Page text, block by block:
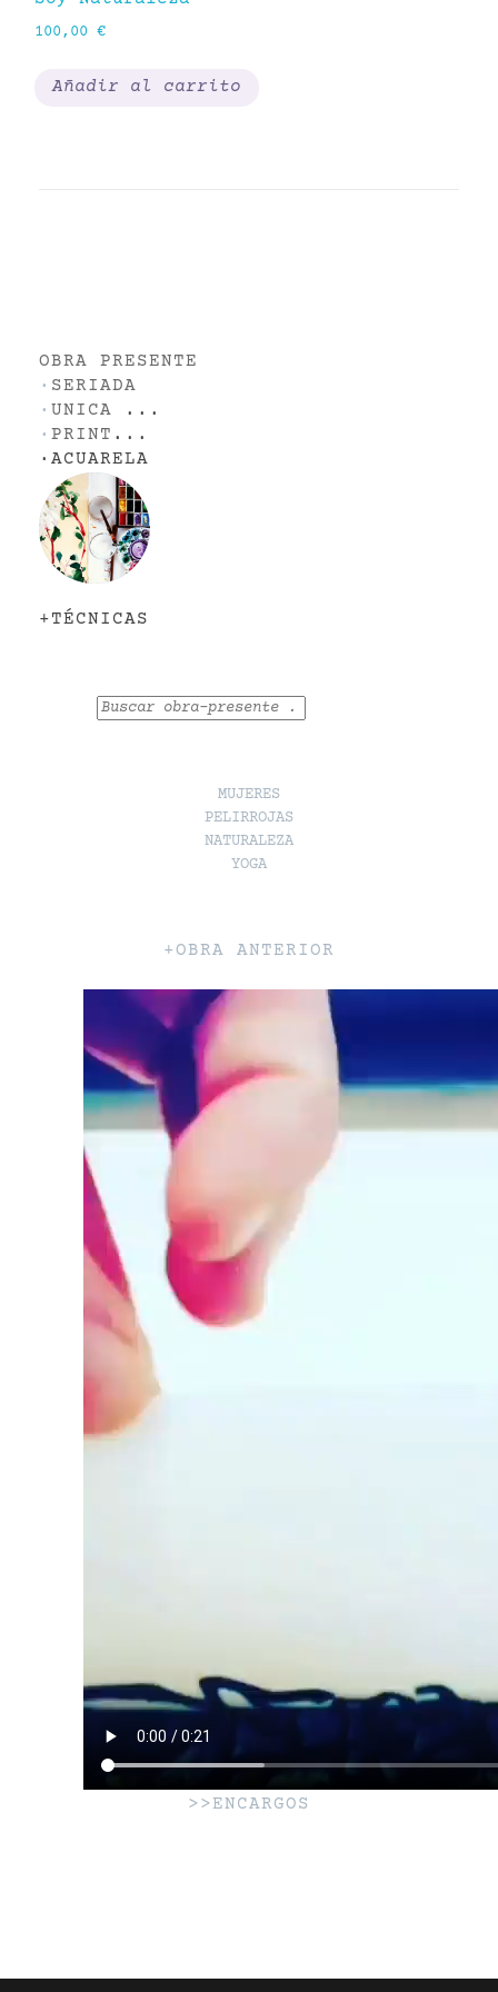
50,00 €
Añadir al carrito
OBRA PRESENTE
· SERIADA
· UNICA ...
· PRINT ...
· ACUARELA
+TÉCNICAS
MUJERES
PELIRROJAS
NATURALEZA
YOGA
+OBRA ANTERIOR
>>ENCARGOS